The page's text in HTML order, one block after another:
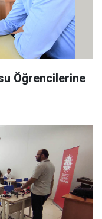
Öğrencilerine